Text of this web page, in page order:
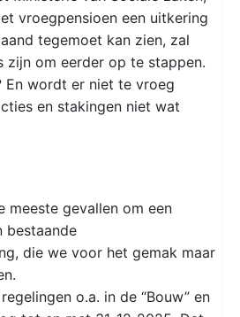
vroegpensioen een uitkering
tegemoet kan zien, zal
zijn om eerder op te stappen.
En wordt er niet te vroeg
en stakingen niet wat
meeste gevallen om een
bestaande
die we voor het gemak maar
o.a. in de “Bouw” en